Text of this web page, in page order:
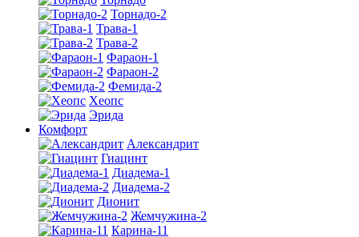
Торнадо-2
Трава-1
Трава-2
Фараон-1
Фараон-2
Фемида-2
Хеопс
Эрида
Комфорт
Алекcандрит
Гиацинт
Диадема-1
Диадема-2
Дионит
Жемчужина-2
Карина-11